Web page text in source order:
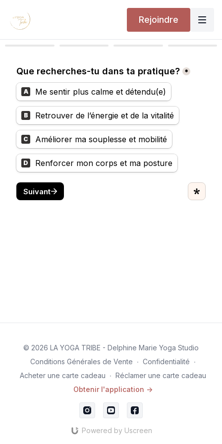
Rejoindre
© 2026 LA YOGA TRIBE - Delphine Marie Yoga Studio
Conditions Générales de Vente ∙ Confidentialité ∙
Acheter une carte cadeau ∙ Réclamer une carte cadeau
Obtenir l'application ->
Powered by Uscreen